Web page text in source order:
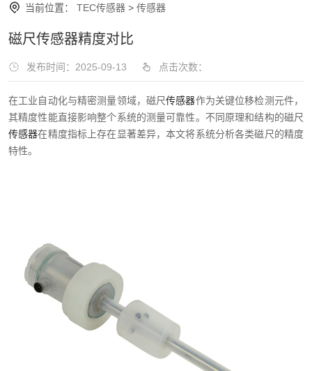
当前位置： TEC传感器 > 传感器
磁尺传感器精度对比
发布时间：2025-09-13 点击次数：
在工业自动化与精密测量领域，磁尺传感器作为关键位移检测元件，
其精度性能直接影响整个系统的测量可靠性。不同原理和结构的磁尺
传感器在精度指标上存在显著差异，本文将系统分析各类磁尺的精度
特性。